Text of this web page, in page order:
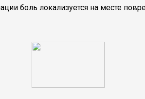
боль локализуется на месте